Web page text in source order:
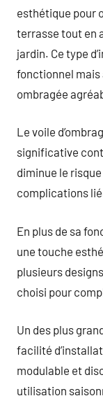
esthétique pour
terrasse tout en
jardin. Ce type
fonctionnel
ombragée
Le voile
significative
diminue le
complications
En plus de sa
une touche
plusieurs
choisi pour
Un des plus
facilité
modulable et
utilisation